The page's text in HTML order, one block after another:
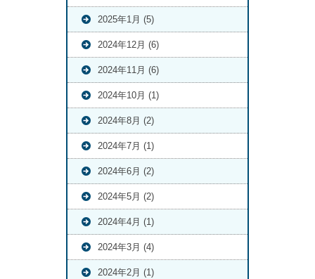
2025年1月 (5)
2024年12月 (6)
2024年11月 (6)
2024年10月 (1)
2024年8月 (2)
2024年7月 (1)
2024年6月 (2)
2024年5月 (2)
2024年4月 (1)
2024年3月 (4)
2024年2月 (1)